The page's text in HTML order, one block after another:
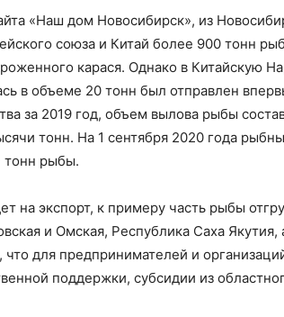
«Наш дом Новосибирск», из
союза и Китай более 900 тонн
карася. Однако в Китайскую
в объеме 20 тонн был отправлен
за 2019 год, объем вылова рыбы
тонн. На 1 сентября 2020 года
тонн рыбы.
на экспорт, к примеру часть рыбы
и Омская, Республика Саха Якутия,
для предпринимателей и
поддержки, субсидии из